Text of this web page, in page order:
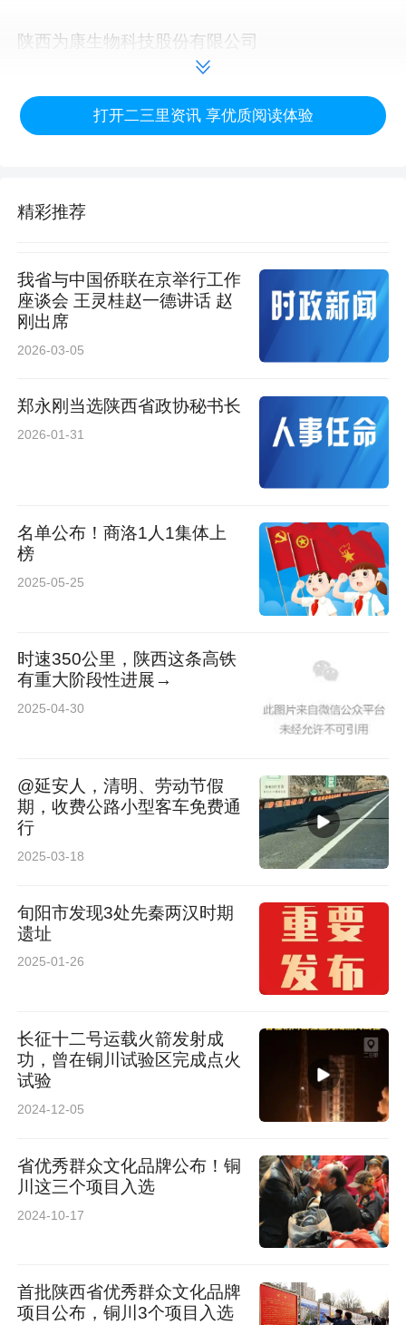
陕西为康生物科技股份有限公司
陕西盘龙药业集团股份有限公司
榆林市蒙赛尔服饰有限责任公司（备选）
中国船舶重工集团公司第七〇五研究所（备选）
全国五一劳动奖章
王渤 中煤科工西安研究院（集团）有限公司钻探
谢思琴（女） 陕西长禾影业有限公司制片部外联
制片
部装配车间主任
唐琪（女） 咸阳市实验中学副校长
室陶瓷雕刻设计师
李长虹 陕西捷声律师事务所专职律师
赵志新 榆林四海食品配送有限责任公司生产班组
组长
高翔 陕西省汉中市龙岗学校校长
周金鱼 陕西省白河县金龙建材有限公司车间主任
杨卫平 中国航空工业集团公司西安飞行自动控制
叱培洲 陕西铁路工程职业技术学院实训教师
焦悦峰 陕煤集团神木柠条塔矿业有限公司综采三
任宏瑞 秦川机床工具集团股份公司钳工
打开二三里资讯 享优质阅读体验
精彩推荐
我省与中国侨联在京举行工作
座谈会 王灵桂赵一德讲话 赵
刚出席
2026-03-05
郑永刚当选陕西省政协秘书长
2026-01-31
名单公布！商洛1人1集体上
榜
2025-05-25
时速350公里，陕西这条高铁
有重大阶段性进展→
2025-04-30
@延安人，清明、劳动节假
期，收费公路小型客车免费通
行
2025-03-18
旬阳市发现3处先秦两汉时期
遗址
2025-01-26
长征十二号运载火箭发射成
功，曾在铜川试验区完成点火
试验
2024-12-05
省优秀群众文化品牌公布！铜
川这三个项目入选
2024-10-17
首批陕西省优秀群众文化品牌
项目公布，铜川3个项目入选